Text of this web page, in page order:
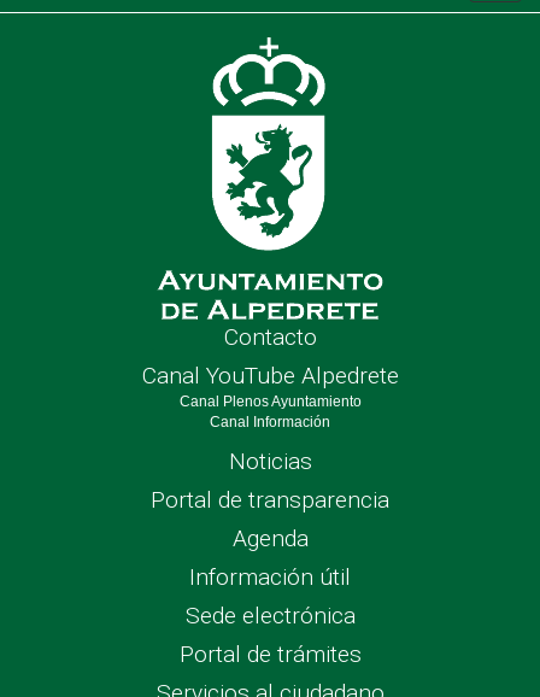
de
Contacto
Canal YouTube Alpedrete
Canal Plenos Ayuntamiento
Canal Información
Noticias
Portal de transparencia
Agenda
Información útil
Sede electrónica
Portal de trámites